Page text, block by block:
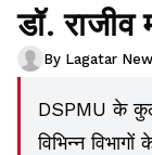
डॉ. राजीव
By Lagatar
DSPMU के
विभिन्न